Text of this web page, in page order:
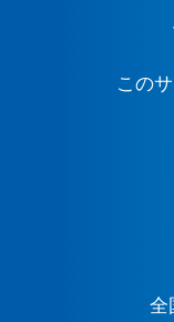
この
全